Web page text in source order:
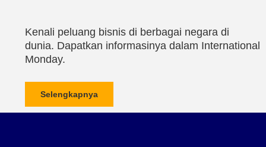
Kenali peluang bisnis di berbagai negara di
dunia. Dapatkan informasinya dalam International
Monday.
Selengkapnya